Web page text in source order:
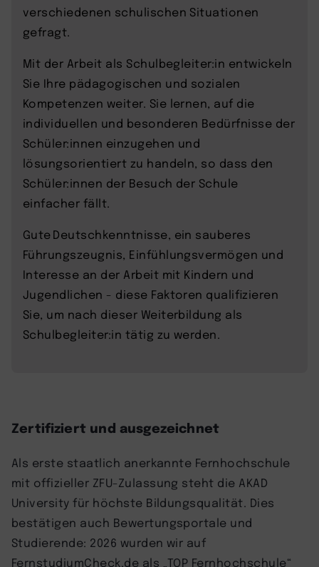
verschiedenen schulischen Situationen
gefragt.
Mit der Arbeit als Schulbegleiter:in entwickeln
Sie Ihre pädagogischen und sozialen
Kompetenzen weiter. Sie lernen, auf die
individuellen und besonderen Bedürfnisse der
Schüler:innen einzugehen und
lösungsorientiert zu handeln, so dass den
Schüler:innen der Besuch der Schule
einfacher fällt.
Gute Deutschkenntnisse, ein sauberes
Führungszeugnis, Einfühlungsvermögen und
Interesse an der Arbeit mit Kindern und
Jugendlichen - diese Faktoren qualifizieren
Sie, um nach dieser Weiterbildung als
Schulbegleiter:in tätig zu werden.
Zertifiziert und ausgezeichnet
Als erste staatlich anerkannte Fernhochschule
mit offizieller ZFU-Zulassung steht die AKAD
University für höchste Bildungsqualität. Dies
bestätigen auch Bewertungsportale und
Studierende: 2026 wurden wir auf
FernstudiumCheck.de als „TOP Fernhochschule“